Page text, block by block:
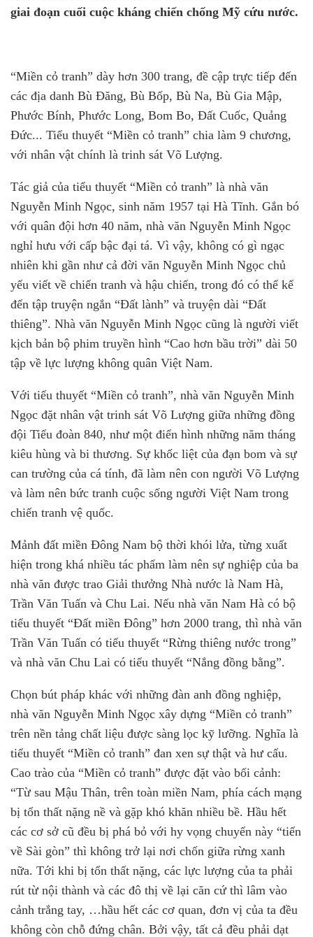
giai đoạn cuối cuộc kháng chiến chống Mỹ cứu nước.
“Miền cỏ tranh” dày hơn 300 trang, đề cập trực tiếp đến
các địa danh Bù Đăng, Bù Bốp, Bù Na, Bù Gia Mập,
Phước Bính, Phước Long, Bom Bo, Đất Cuốc, Quảng
Đức... Tiểu thuyết “Miền cỏ tranh” chia làm 9 chương,
với nhân vật chính là trinh sát Võ Lượng.
Tác giả của tiểu thuyết “Miền cỏ tranh” là nhà văn
Nguyễn Minh Ngọc, sinh năm 1957 tại Hà Tĩnh. Gắn bó
với quân đội hơn 40 năm, nhà văn Nguyễn Minh Ngọc
nghỉ hưu với cấp bậc đại tá. Vì vậy, không có gì ngạc
nhiên khi gần như cả đời văn Nguyễn Minh Ngọc chủ
yếu viết về chiến tranh và hậu chiến, trong đó có thể kể
đến tập truyện ngắn “Đất lành” và truyện dài “Đất
thiêng”. Nhà văn Nguyễn Minh Ngọc cũng là người viết
kịch bản bộ phim truyền hình “Cao hơn bầu trời” dài 50
tập về lực lượng không quân Việt Nam.
Với tiểu thuyết “Miền cỏ tranh”, nhà văn Nguyễn Minh
Ngọc đặt nhân vật trinh sát Võ Lượng giữa những đồng
đội Tiểu đoàn 840, như một điển hình những năm tháng
kiêu hùng và bi thương. Sự khốc liệt của đạn bom và sự
can trường của cá tính, đã làm nên con người Võ Lượng
và làm nên bức tranh cuộc sống người Việt Nam trong
chiến tranh vệ quốc.
Mảnh đất miền Đông Nam bộ thời khói lửa, từng xuất
hiện trong khá nhiều tác phẩm làm nên sự nghiệp của ba
nhà văn được trao Giải thưởng Nhà nước là Nam Hà,
Trần Văn Tuấn và Chu Lai. Nếu nhà văn Nam Hà có bộ
tiểu thuyết “Đất miền Đông” hơn 2000 trang, thì nhà văn
Trần Văn Tuấn có tiểu thuyết “Rừng thiêng nước trong”
và nhà văn Chu Lai có tiểu thuyết “Nắng đồng bằng”.
Chọn bút pháp khác với những đàn anh đồng nghiệp,
nhà văn Nguyễn Minh Ngọc xây dựng “Miền cỏ tranh”
trên nền tảng chất liệu được sàng lọc kỹ lưỡng. Nghĩa là
tiểu thuyết “Miền cỏ tranh” đan xen sự thật và hư cấu.
Cao trào của “Miền cỏ tranh” được đặt vào bối cảnh:
“Từ sau Mậu Thân, trên toàn miền Nam, phía cách mạng
bị tổn thất nặng nề và gặp khó khăn nhiều bề. Hầu hết
các cơ sở cũ đều bị phá bỏ với hy vọng chuyến này “tiến
về Sài gòn” thì không trở lại nơi chốn giữa rừng xanh
nữa. Tới khi bị tổn thất nặng, các lực lượng của ta phải
rút từ nội thành và các đô thị về lại căn cứ thì lâm vào
cảnh trắng tay, …hầu hết các cơ quan, đơn vị của ta đều
không còn chỗ đứng chân. Bởi vậy, tất cả đều phải dạt